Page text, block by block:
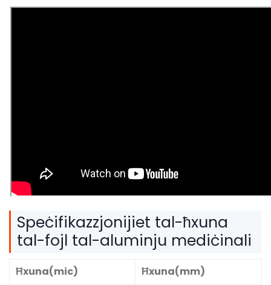
Speċifikazzjonijiet tal-ħxuna
tal-fojl tal-aluminju mediċinali
Ħxuna(mic)
Ħxuna(mm)